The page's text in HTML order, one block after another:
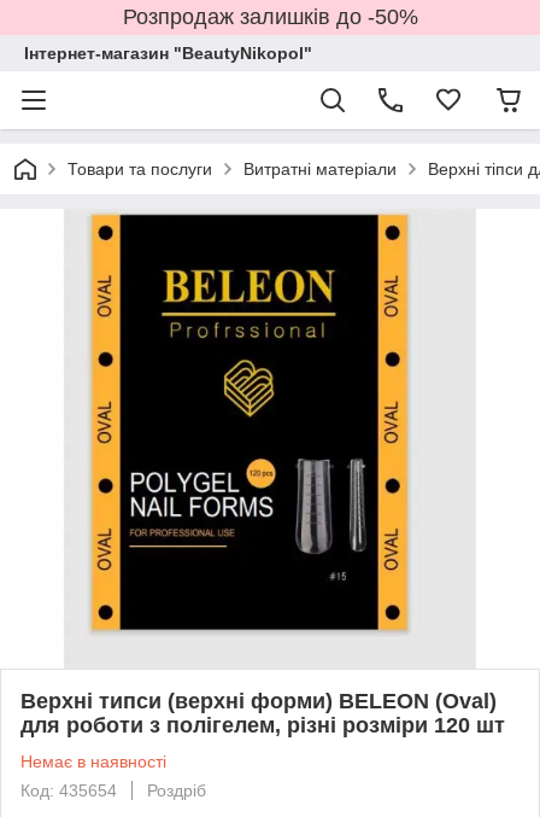
Розпродаж залишків до -50%
Інтернет-магазин "BeautyNikopol"
Товари та послуги Витратні матеріали Верхні тіпси
Верхні типси (верхні форми) BELEON (Oval)
для роботи з полігелем, різні розміри 120 шт
Немає в наявності
Код: 435654
Роздріб